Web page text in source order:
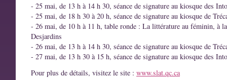
- 25 mai, de 13 h à 14 h 30, séance de signature au kiosque des
- 25 mai, de 18 h 30 à 20 h, séance de signature au kiosque de
- 26 mai, de 10 h à 11 h, table ronde : La littérature au féminin, à
Desjardins
- 26 mai, de 13 h à 14 h 30, séance de signature au kiosque de
- 27 mai, de 13 h 30 à 15 h, séance de signature au kiosque des
Pour plus de détails, visitez le site : www.slat.qc.ca